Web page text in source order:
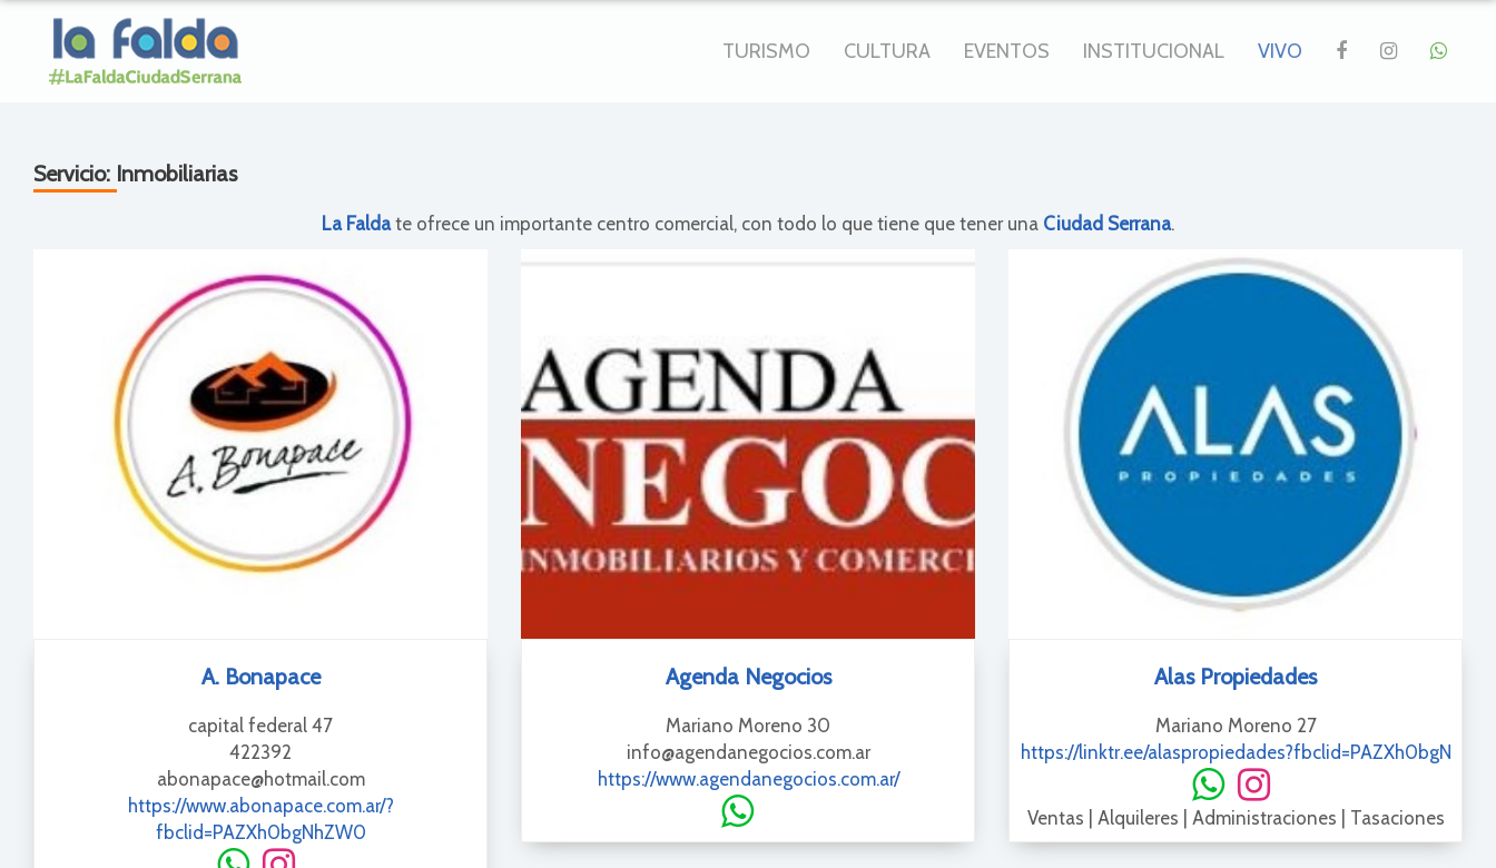
TURISMO CULTURA EVENTOS INSTITUCIONAL VIVO
Servicio: Inmobiliarias
La Faldate ofrece un importante centro comercial, con todo lo que tiene que tener una Ciudad Serrana.
A. Bonapace
capital federal 47
422392
abonapace@hotmail.com
https://www.abonapace.com.ar/?
fbclid=PAZXh0bgNhZW0
Agenda Negocios
Mariano Moreno 30
info@agendanegocios.com.ar
https://www.agendanegocios.com.ar/
Alas Propiedades
Mariano Moreno 27
https://linktr.ee/alaspropiedades?fbclid=PAZXh0bgN
Ventas | Alquileres | Administraciones | Tasaciones